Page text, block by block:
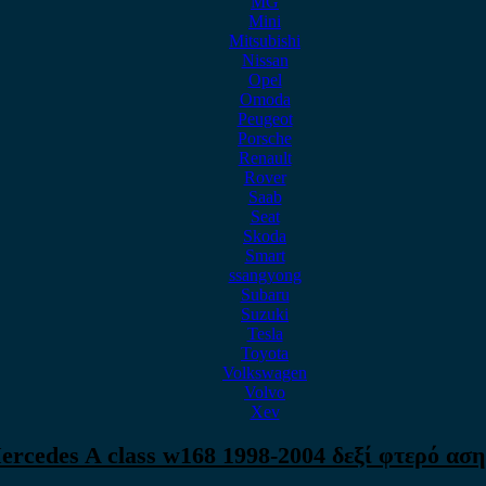
Mini
Mitsubishi
Nissan
Opel
Omoda
Peugeot
Porsche
Renault
Rover
Saab
Seat
Skoda
Smart
ssangyong
Subaru
Suzuki
Tesla
Toyota
Volkswagen
Volvo
Xev
A class w168 1998-2004 δεξί φτερό